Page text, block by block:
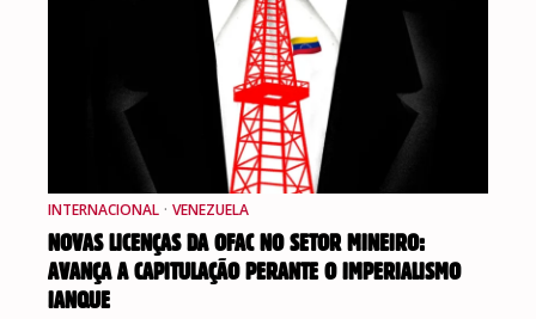
INTERNACIONAL · VENEZUELA
NOVAS LICENÇAS DA OFAC NO SETOR MINEIRO:
AVANÇA A CAPITULAÇÃO PERANTE O IMPERIALISMO
IANQUE